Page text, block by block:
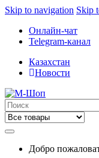
Skip to navigation Skip
Онлайн-чат
Telegram-канал
Казахстан
Новости
Search
for:
Добро